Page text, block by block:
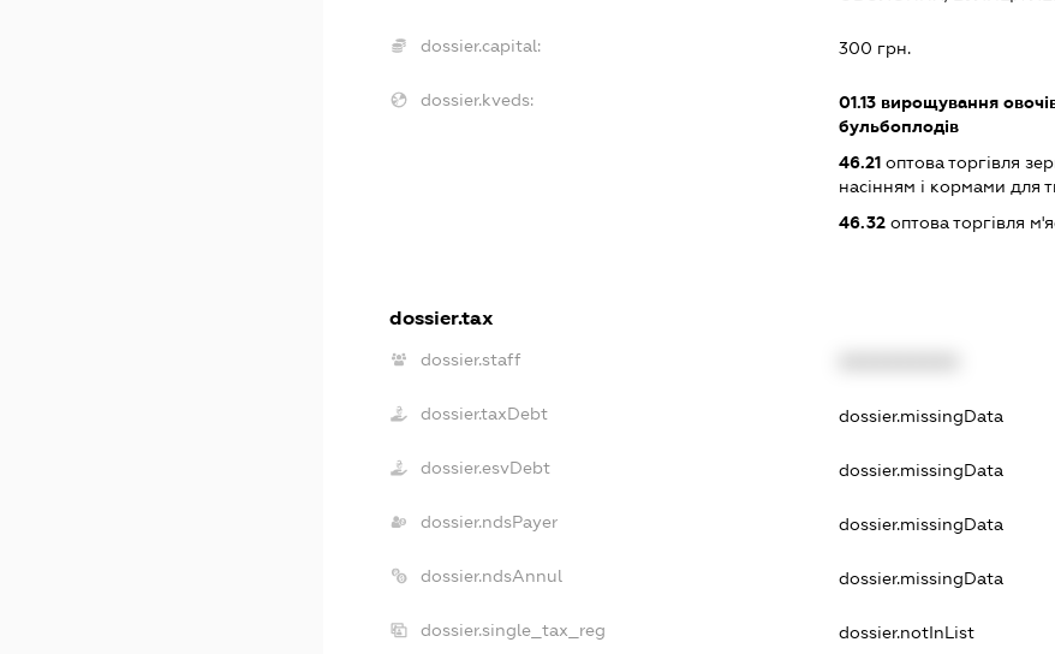
dossier.capital: 300 грн.
dossier.kveds: 01.13вирощування
бульбоплодів
46.21оптова торгівля
насінням і кормами для
46.32оптова торгівля
dossier.tax
dossier.staff
dossier.taxDebt dossier.missingData
dossier.esvDebt dossier.missingData
dossier.ndsPayer dossier.missingData
dossier.ndsAnnul dossier.missingData
dossier.single_tax_reg dossier.notInList